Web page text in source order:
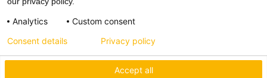
Analytics Custom consent
Accept all
Consent details Privacy policy